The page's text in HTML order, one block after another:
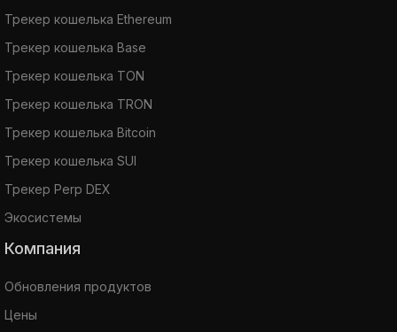
Трекер кошелька Ethereum
Трекер кошелька Base
Трекер кошелька TON
Трекер кошелька TRON
Трекер кошелька Bitcoin
Трекер кошелька SUI
Трекер Perp DEX
Экосистемы
Компания
Обновления продуктов
Цены